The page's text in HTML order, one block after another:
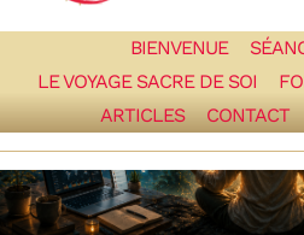
BIENVENUE
LE VOYAGE SACRE DE SOI
ARTICLES
CONTACT